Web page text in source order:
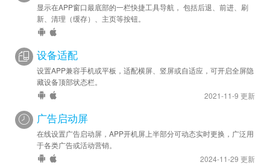
显示在APP窗口最底部的一栏快捷工具导航， 包括后退、前进、刷
新、清理（缓存）、主页等按钮。
设备适配
设置APP兼容手机或平板，适配横屏、竖屏或自适应，可开启全屏隐
藏设备顶部状态栏。
2021-11-9 更新
广告启动屏
在线设置广告启动屏，APP开机屏上半部分可动态实时更换，广泛用
于各类广告或活动营销。
2024-11-29 更新